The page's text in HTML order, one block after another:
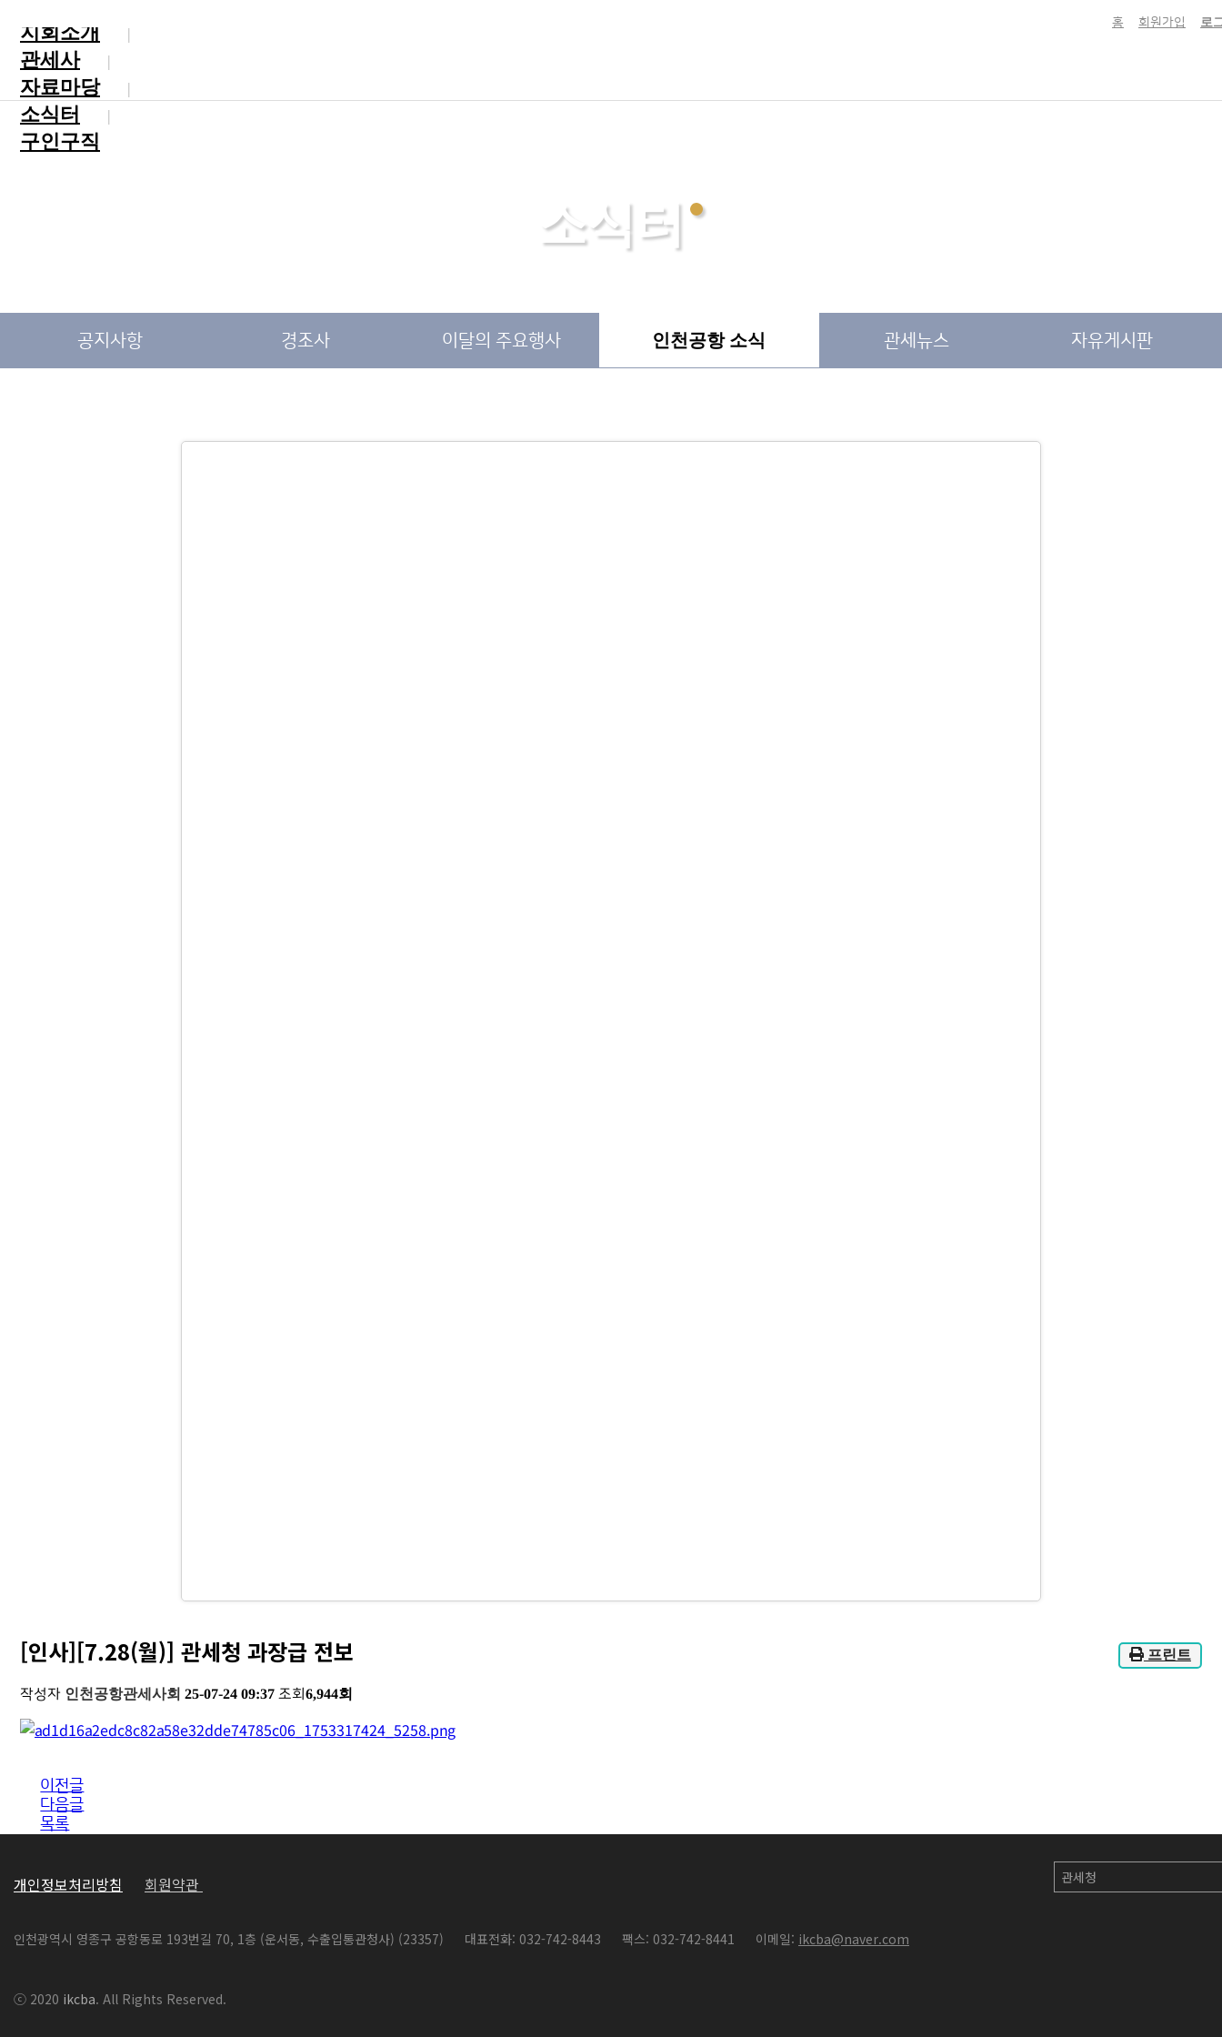
홈 회원가입 로
지회소개
관세사
자료마당
소식터
구인구직
소식터
공지사항 경조사 이달의 주요행사 인천공항 소식 관세뉴스 자유게시판
프린트
[인사][7.28(월)] 관세청 과장급 전보
작성자 인천공항관세사회 25-07-24 09:37조회6,944회
이전글
다음글
목록
개인정보처리방침 회원약관
인천광역시 영종구 공항동로 193번길 70, 1층 (운서동, 수출입통관청사) (23357) 대표전화: 032-742-8443 팩스: 032-742-8441 이메일: ikcba@naver.com
ⓒ 2020 ikcba. All Rights Reserved.